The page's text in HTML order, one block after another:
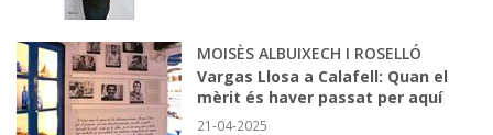
MOISÈS ALBUIXECH I ROSELLÓ
Vargas Llosa a Calafell: Quan el
mèrit és haver passat per aquí
21-04-2025